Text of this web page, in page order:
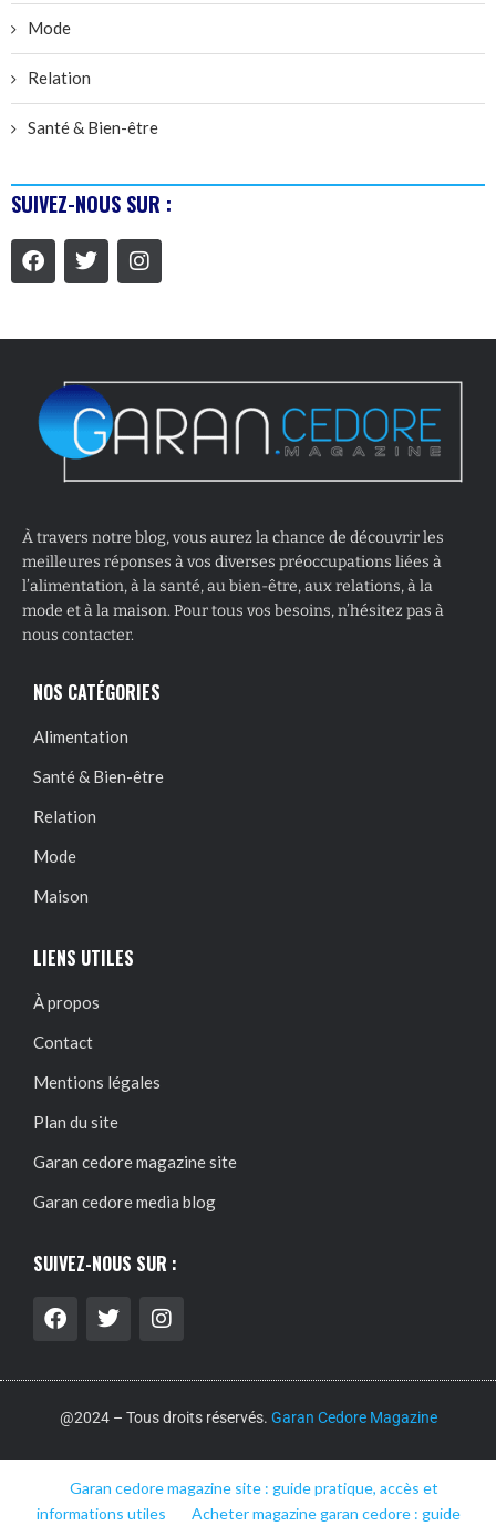
Mode
Relation
Santé & Bien-être
SUIVEZ-NOUS SUR :
À travers notre blog, vous aurez la chance de découvrir les
meilleures réponses à vos diverses préoccupations liées à
l’alimentation, à la santé, au bien-être, aux relations, à la
mode et à la maison. Pour tous vos besoins, n’hésitez pas à
nous contacter.
NOS CATÉGORIES
Alimentation
Santé & Bien-être
Relation
Mode
Maison
LIENS UTILES
À propos
Contact
Mentions légales
Plan du site
Garan cedore magazine site
Garan cedore media blog
SUIVEZ-NOUS SUR :
@2024 – Tous droits réservés. Garan Cedore Magazine
Garan cedore magazine site : guide pratique, accès et
informations utiles
Acheter magazine garan cedore : guide